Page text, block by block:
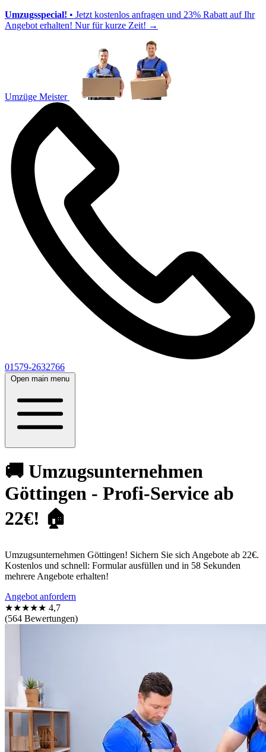
Umzugsspecial! • Jetzt kostenlos anfragen und 23% Rabatt auf Ihr
Angebot erhalten! Nur für kurze Zeit! →
Umzüge Meister
01579-2632766
Open main menu
🚚 Umzugsunternehmen
Göttingen - Profi-Service ab
22€! 🏠
Umzugsunternehmen Göttingen! Sichern Sie sich Angebote ab 22€.
Kostenlos und schnell: Formular ausfüllen und in 58 Sekunden
mehrere Angebote erhalten!
Angebot anfordern
★★★★★ 4,7
(564 Bewertungen)